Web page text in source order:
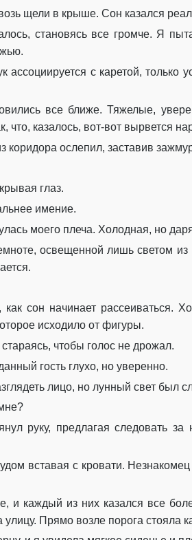
щели в крыше. Сон казался
становясь все громче. Я
ассоциируется с каретой,
все ближе. Тяжелые,
что, казалось, вот-вот вырвется
коридора ослепил, заставив
глаз.
имение.
моего плеча. Холодная, но
освещенной лишь светом
сон начинает рассеиваться.
исходило от фигуры.
чтобы голос не дрожал.
гость глухо, но уверенно.
лицо, но лунный свет был
руку, предлагая следовать
вставая с кровати.
и каждый из них казался все
Прямо возле порога